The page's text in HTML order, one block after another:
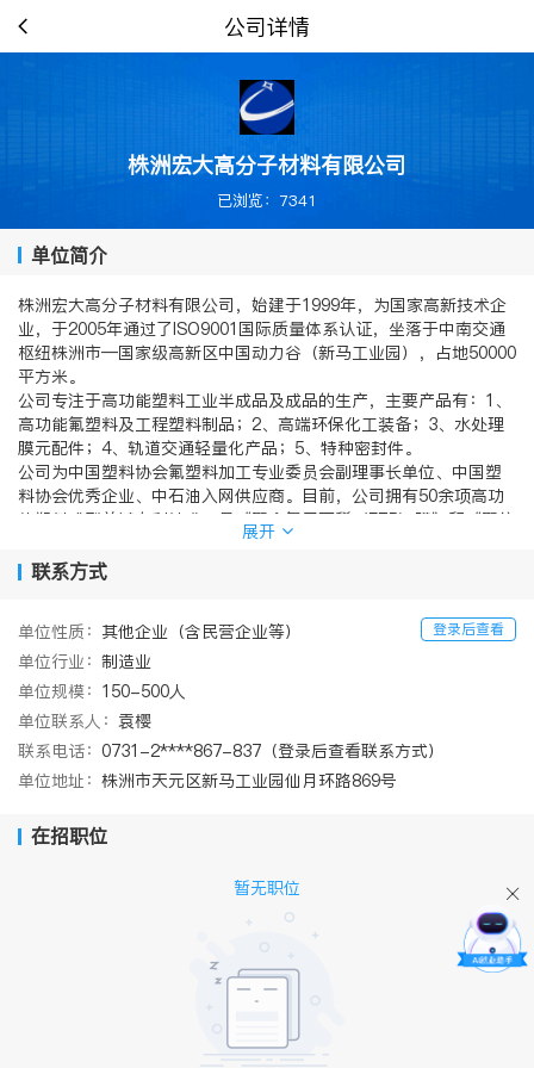
公司详情
株洲宏大高分子材料有限公司
已浏览：7341
单位简介
株洲宏大高分子材料有限公司，始建于1999年，为国家高新技术企
业，于2005年通过了ISO9001国际质量体系认证，坐落于中南交通
枢纽株洲市—国家级高新区中国动力谷（新马工业园），占地50000
平方米。
公司专注于高功能塑料工业半成品及成品的生产，主要产品有：1、
高功能氟塑料及工程塑料制品；2、高端环保化工装备；3、水处理
膜元配件；4、轨道交通轻量化产品；5、特种密封件。
公司为中国塑料协会氟塑料加工专业委员会副理事长单位、中国塑
料协会优秀企业、中石油入网供应商。目前，公司拥有50余项高功
能塑料成型关键专利技术，是《聚全氟乙丙稀（FEP）膜》和《聚偏
氟乙稀（PVDF）板》两部国家标准的起草单位之一，并多次获得国
家科技部创新基金的支持。
展开
联系方式
登录后查看
单位性质： 其他企业（含民营企业等）
单位行业： 制造业
单位规模： 150-500人
单位联系人： 袁樱
联系电话： 0731-2****867-837（登录后查看联系方式）
单位地址： 株洲市天元区新马工业园仙月环路869号
在招职位
暂无职位